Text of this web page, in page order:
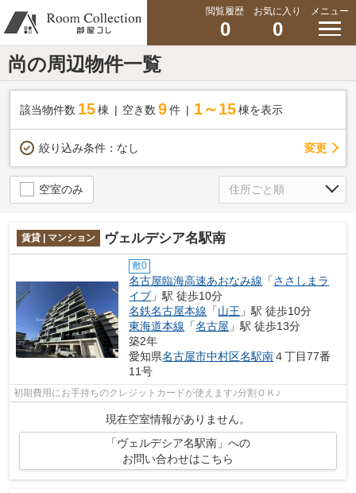
閲覧履歴
0
お気に入り
0
メニュー
尚の周辺物件一覧
該当物件数 15棟 空き数 9 件 1～15 棟を表示
絞り込み条件： なし 変更
空室のみ
賃貸 | マンション ヴェルデシア名駅南
敷0
名古屋臨海高速あおなみ線 「ささしまラ
イブ 」駅 徒歩10分
名鉄名古屋本線 「山王 」駅 徒歩10分
東海道本線 「名古屋 」駅 徒歩13分
築2年
愛知県名古屋市中村区名駅南４丁目77番
11号
初期費用にお手持ちのクレジットカードが使えます♪分割ＯＫ♪
現在空室情報がありません。
「ヴェルデシア名駅南」への
お問い合わせはこちら